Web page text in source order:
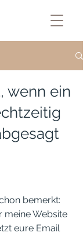
wenn ein
bemerkt:
meine Website
eure Email